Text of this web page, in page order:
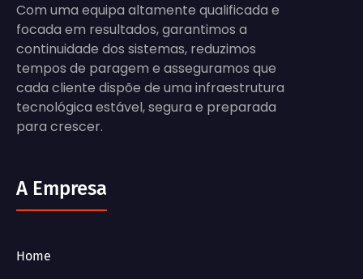
Com uma equipa altamente qualificada e
focada em resultados, garantimos a
continuidade dos sistemas, reduzimos
tempos de paragem e asseguramos que
cada cliente dispõe de uma infraestrutura
tecnológica estável, segura e preparada
para crescer.
A Empresa
Home